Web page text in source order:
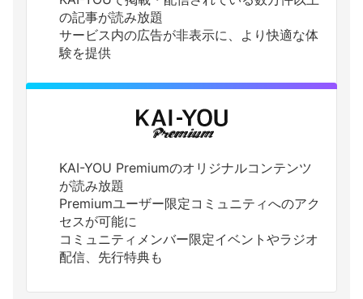
の記事が読み放題
サービス内の広告が非表示に、より快適な体
験を提供
KAI-YOU Premiumのオリジナルコンテンツ
が読み放題
Premiumユーザー限定コミュニティへのアク
セスが可能に
コミュニティメンバー限定イベントやラジオ
配信、先行特典も